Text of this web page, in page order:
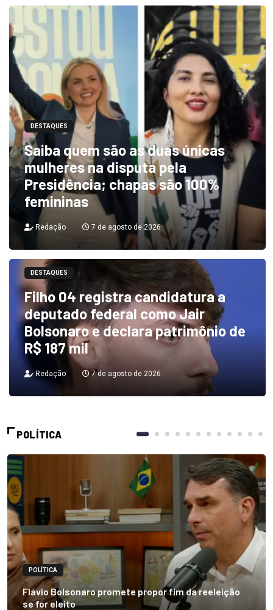
DESTAQUES
Saiba quem são as duas únicas
mulheres na disputa pela
Presidência; chapas são 100%
femininas
Redação 7 de agosto de 2026
DESTAQUES
Filho 04 registra candidatura a
deputado federal como Jair
Bolsonaro e declara patrimônio de
R$ 187 mil
Redação 7 de agosto de 2026
POLÍTICA
POLÍTICA
Flávio Bolsonaro promete propor fim da reeleição
se for eleito